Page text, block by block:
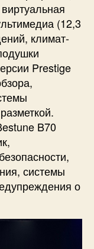
(12,3
климат-
Prestige
B70
системы
о